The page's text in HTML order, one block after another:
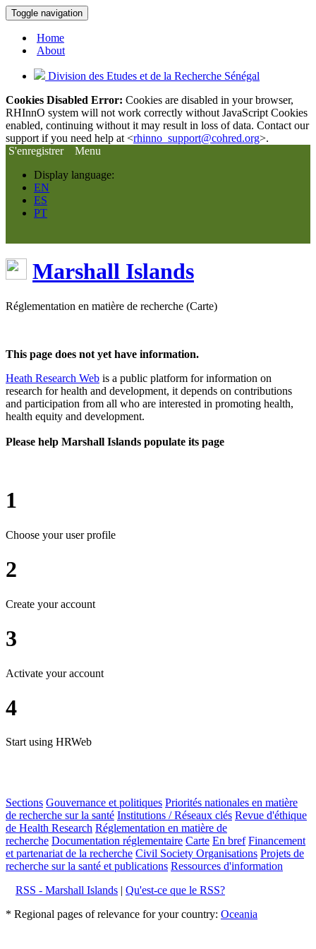
Toggle navigation
Home
About
Division des Etudes et de la Recherche Sénégal
Cookies Disabled Error: Cookies are disabled in your browser,
RHInnO system will not work correctly without JavaScript Cookies
enabled, continuing without it may result in loss of data. Contact our
support if you need help at <rhinno_support@cohred.org>.
S'enregistrer
Menu
Display language:
EN
ES
PT
Marshall Islands
Réglementation en matière de recherche (Carte)
This page does not yet have information.
Heath Research Web is a public platform for information on
research for health and development, it depends on contributions
and participation from all who are interested in promoting health,
health equity and development.
Please help Marshall Islands populate its page
1
Choose your user profile
2
Create your account
3
Activate your account
4
Start using HRWeb
Sections Gouvernance et politiques Priorités nationales en matière
de recherche sur la santé Institutions / Réseaux clés Revue d'éthique
de Health Research Réglementation en matière de
recherche Documentation réglementaire Carte En bref Financement
et partenariat de la recherche Civil Society Organisations Projets de
recherche sur la santé et publications Ressources d'information
RSS - Marshall Islands | Qu'est-ce que le RSS?
* Regional pages of relevance for your country: Oceania